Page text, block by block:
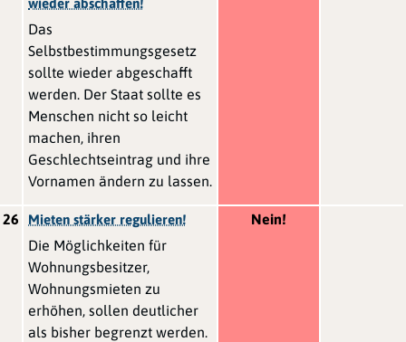
wieder abschaffen!
Das
Selbstbestimmungsgesetz
sollte wieder abgeschafft
werden. Der Staat sollte es
Menschen nicht so leicht
machen, ihren
Geschlechtseintrag und ihre
Vornamen ändern zu lassen.
26 Mieten stärker regulieren!
Die Möglichkeiten für
Wohnungsbesitzer,
Wohnungsmieten zu
erhöhen, sollen deutlicher
als bisher begrenzt werden.
Nein!